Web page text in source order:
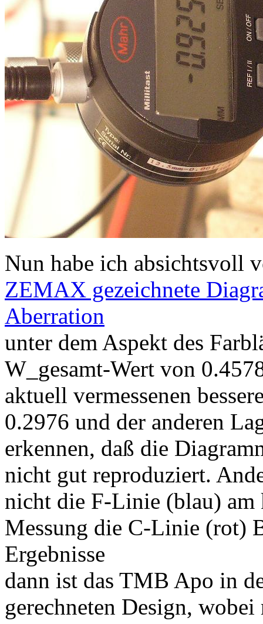
Nun habe ich absichtsvoll
ZEMAX gezeichnete
Aberration
unter dem Aspekt des
W_gesamt-Wert von
aktuell vermessenen
0.2976 und der anderen
erkennen, daß die
nicht gut reproduziert.
nicht die F-Linie (blau) am
Messung die C-Linie (rot)
Ergebnisse
dann ist das TMB Apo in
gerechneten Design,